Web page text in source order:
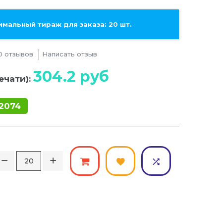
тираж для заказа: 20 шт.
отзывов Написать отзыв
304.2 руб